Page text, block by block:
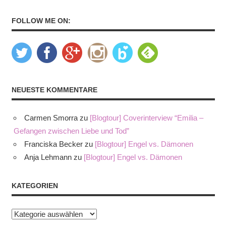
FOLLOW ME ON:
NEUESTE KOMMENTARE
Carmen Smorra zu [Blogtour] Coverinterview “Emilia –
Gefangen zwischen Liebe und Tod”
Franciska Becker zu [Blogtour] Engel vs. Dämonen
Anja Lehmann zu [Blogtour] Engel vs. Dämonen
KATEGORIEN
Kategorien